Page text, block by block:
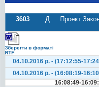
3603 Д
Проект
Зберегти в форматі
RTF
04.10.2016 р. - (17:12:55-
04.10.2016 р. - (16:08:19-
16:08:49-